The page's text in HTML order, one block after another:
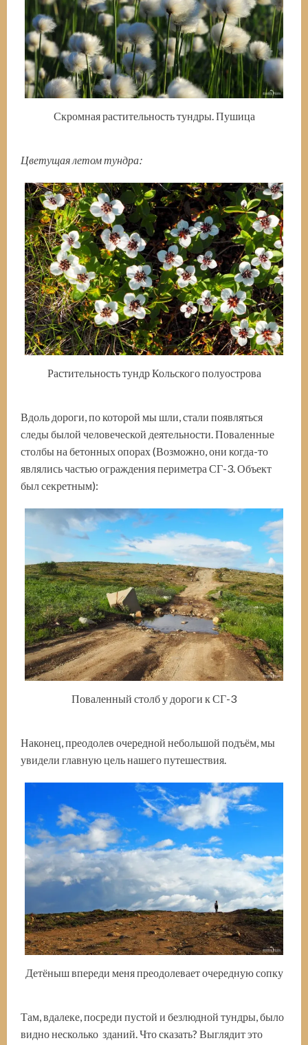
Скромная растительность тундры. Пушица
Цветущая летом тундра:
Растительность тундр Кольского полуострова
Вдоль дороги, по которой мы шли, стали появляться
следы былой человеческой деятельности. Поваленные
столбы на бетонных опорах (Возможно, они когда-то
являлись частью ограждения периметра СГ-3. Объект
был секретным):
Поваленный столб у дороги к СГ-3
Наконец, преодолев очередной небольшой подъём, мы
увидели главную цель нашего путешествия.
Детёныш впереди меня преодолевает очередную сопку
Там, вдалеке, посреди пустой и безлюдной тундры, было
видно несколько зданий. Что сказать? Выглядит это